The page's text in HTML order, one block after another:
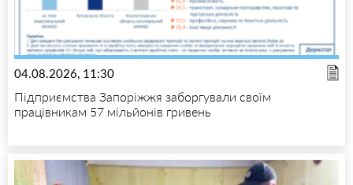
04.08.2026, 11:30
Підприємства Запоріжжя заборгували своїм
працівникам 57 мільйонів гривень